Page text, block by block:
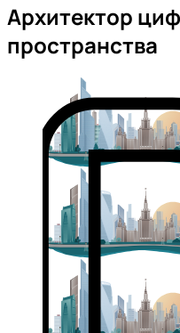
Архитектор
пространства